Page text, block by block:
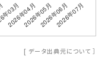
[ データ出典元について ］